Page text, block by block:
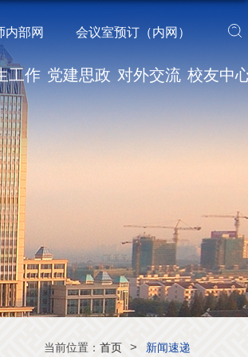
内部网 会议室预订（内网）
工作 党建思政 对外交流 校友中
当前位置： 首页 > 新闻速递